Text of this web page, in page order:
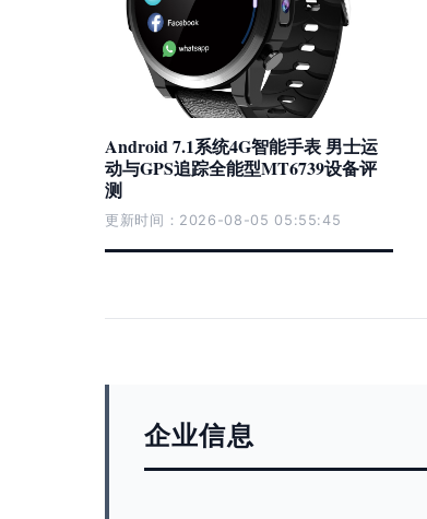
Android 7.1系统4G智能手表 男士运
动与GPS追踪全能型MT6739设备评
测
更新时间：2026-08-05 05:55:45
企业信息